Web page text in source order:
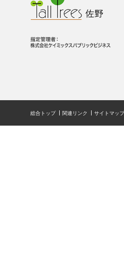
総合トップ 関連リンク サイトマップ